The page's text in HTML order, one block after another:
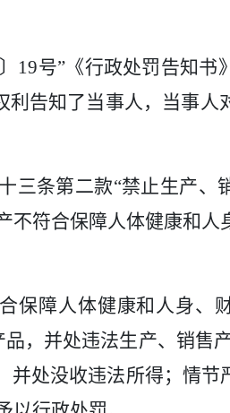
〕 19号”《行政处罚告知书》
告知了当事人，当事人
三条第二款“禁止生产、
不符合保障人体健康和人
保障人体健康和人身、
，并处违法生产、销售
并处没收违法所得；情节